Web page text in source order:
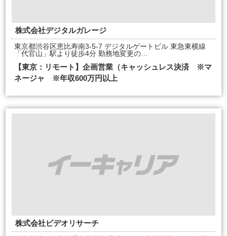
株式会社デジタルガレージ
東京都渋谷区恵比寿南3-5-7 デジタルゲートビル 東急東横線
「代官山」駅より徒歩4分 勤務地変更の…
【東京：リモート】企画営業（キャッシュレス決済 ※マ
ネージャ ※年収600万円以上
株式会社ビデオリサーチ